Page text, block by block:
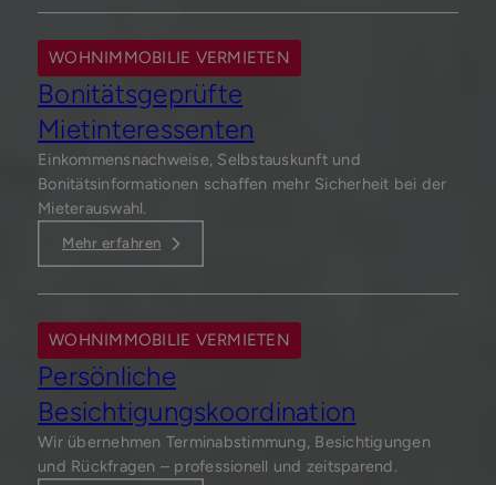
WOHNIMMOBILIE VERMIETEN
Bonitätsgeprüfte
Mietinteressenten
Einkommensnachweise, Selbstauskunft und
Bonitätsinformationen schaffen mehr Sicherheit bei der
Mieterauswahl.
Mehr erfahren
WOHNIMMOBILIE VERMIETEN
Persönliche
Besichtigungskoordination
Wir übernehmen Terminabstimmung, Besichtigungen
und Rückfragen – professionell und zeitsparend.